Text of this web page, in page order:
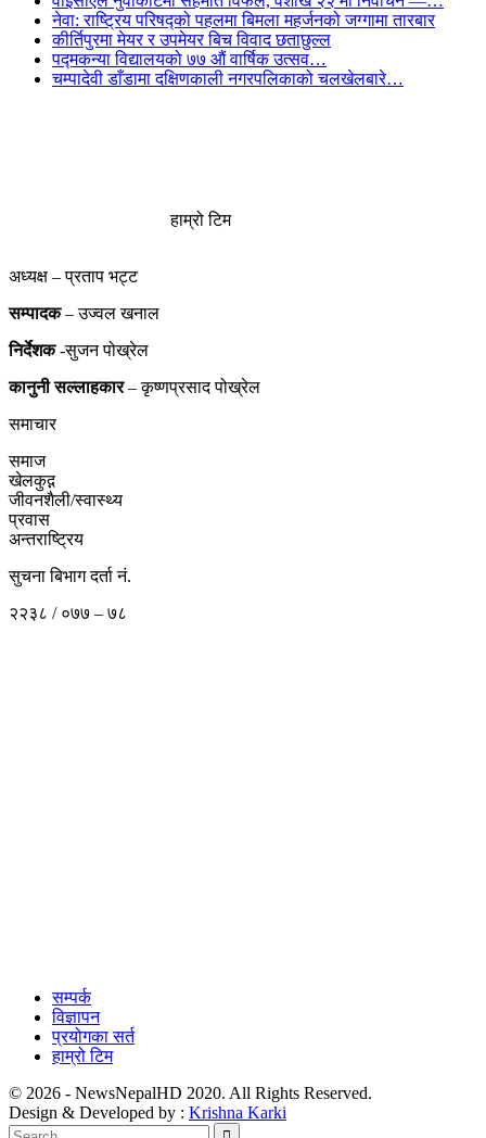
नेवा: राष्ट्रिय परिषद्को पहलमा बिमला महर्जनको जग्गामा तारबार
कीर्तिपुरमा मेयर र उपमेयर बिच विवाद छताछुल्ल
पद्मकन्या विद्यालयको ७७ औं ‌‌वार्षिक ‌उत्सव…
चम्पादेवी डाँडामा दक्षिणकाली नगरपलिकाको चलखेलबारे…
हाम्रो टिम
अध्यक्ष – प्रताप भट्ट
सम्पादक– उज्वल खनाल
निर्देशक-सुजन पोख्रेल
कानुनी सल्लाहकार– कृष्णप्रसाद पोख्रेल
समाचार
समाज
खेलकुद़़
जीवनशैली/स्वास्थ्य
प्रवास
अन्तराष्ट्रिय
सुचना बिभाग दर्ता नं.
२२३८ / ०७७ – ७८
सम्पर्क
विज्ञापन
प्रयोगका सर्त
हाम्रो टिम
© 2026 - NewsNepalHD 2020. All Rights Reserved.
Design & Developed by : Krishna Karki